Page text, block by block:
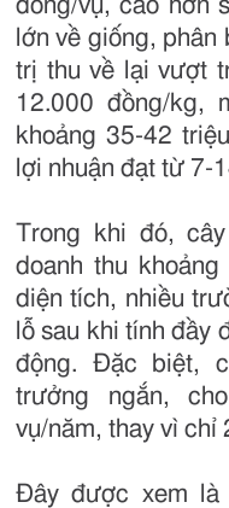
lớn về giống, phân
trị thu về lại vượt
12.000 đồng/kg,
khoảng 35-42
lợi nhuận đạt từ 7-
Trong khi đó,
doanh thu
diện tích, nhiều
lỗ sau khi tính đầy
động. Đặc biệt,
trưởng ngắn,
vụ/năm, thay vì chỉ
Đây được xem là